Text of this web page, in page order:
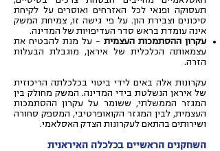
תעסוקה ופנאי לכל האזרחים ואוסרים על לקיחת
סיכונים וצבירת הון. על פי גישה זו, צמיחת המשק
אינה עומדת בראש סדר העדיפויות של המדינה.
עקרון ההסתמכות העצמית – על מנת להבטיח את
עצמאותה הכלכלית של איראן, מוגבלת הבעלות
הזרה.
עקרונות אלה באים לידי ביטוי בכלכלתה הריכוזית
של איראן הנשלטת בידי המדינה. המשק מחולק בין
המגזר הממשלתי, ששומר על עקרון ההסתמכות
העצמית, לבין המגזר הקואופרטיבי, המספק סחורה
ושירותים בהתאם לעקרונות הצדק האסלאמי.
השחקנים הראשיים בכלכלה האיראנית